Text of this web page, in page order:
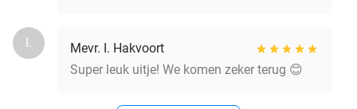
I.
Mevr. I. Hakvoort
Super leuk uitje! We komen zeker terug 😊